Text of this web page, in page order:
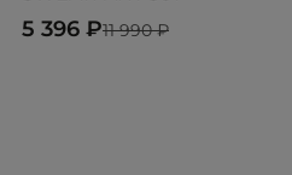
11 990 ₽
5 396 ₽